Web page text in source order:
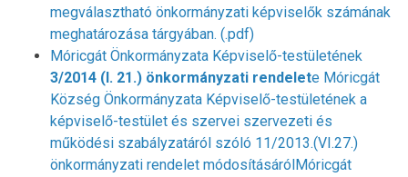
megválasztható önkormányzati képviselők számának
meghatározása tárgyában. (.pdf)
Móricgát Önkormányzata Képviselő-testületének
3/2014 (I. 21.) önkormányzati rendelete Móricgát
Község Önkormányzata Képviselő-testületének a
képviselő-testület és szervei szervezeti és
működési szabályzatáról szóló 11/2013.(VI.27.)
önkormányzati rendelet módosításárólMóricgát